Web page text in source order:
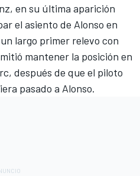
en su última aparición
el asiento de Alonso en
largo primer relevo con
mantener la posición en
después de que el piloto
pasado a Alonso.